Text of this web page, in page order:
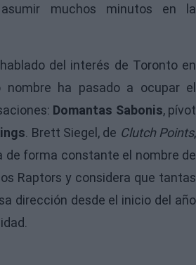
asumir muchos minutos en la
del interés de Toronto en
nombre ha pasado a ocupar el
Domantas Sabonis, pívot
. Brett Siegel, de Clutch Points,
de forma constante el nombre de
Raptors y considera que tantas
dirección desde el inicio del año